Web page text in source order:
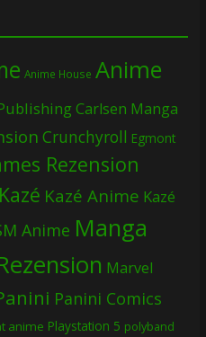
Anime House Anime
Carlsen Manga
Crunchyroll Egmont
Rezension
Kazé Kazé Anime Kazé
Anime Manga
Marvel
Panini Comics
anime Playstation 5 polyband